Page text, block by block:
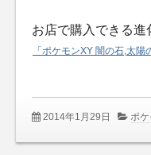
お店で購入できる進
「ポケモンXY 闇の石,太
2014年1月29日 ポ